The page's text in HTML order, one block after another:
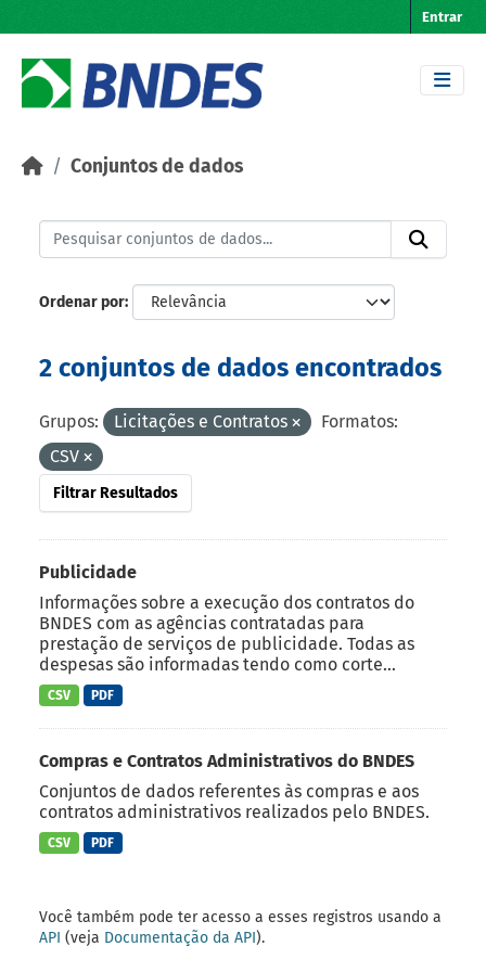
Entrar
Conjuntos de dados
Ordenar por
2 conjuntos de dados encontrados
Grupos: Licitações e Contratos
Formatos:
CSV
Filtrar Resultados
Publicidade
Informações sobre a execução dos contratos do
BNDES com as agências contratadas para
prestação de serviços de publicidade. Todas as
despesas são informadas tendo como corte...
CSV PDF
Compras e Contratos Administrativos do BNDES
Conjuntos de dados referentes às compras e aos
contratos administrativos realizados pelo BNDES.
CSV PDF
Você também pode ter acesso a esses registros usando a
API (veja Documentação da API).